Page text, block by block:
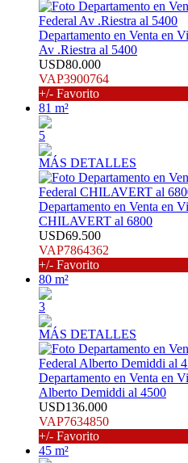
Departamento en Venta en
Av .Riestra al 5400
USD80.000
VAP3900764
+/- Favorito
81 m²
5
MÁS DETALLES
Departamento en Venta en
CHILAVERT al 6800
USD69.500
VAP7864362
+/- Favorito
80 m²
3
MÁS DETALLES
Departamento en Venta en
Alberto Demiddi al 4500
USD136.000
VAP7634850
+/- Favorito
45 m²